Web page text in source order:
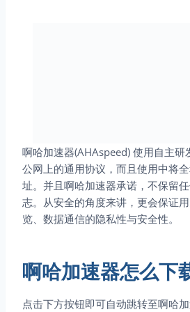
啊哈加速器(AHAspeed) 使用自主研
公网上的通用协议，而且使用中将
址。并且啊哈加速器承诺，不保留
志。从安全的角度来讲，更会保证
览、数据通信的隐私性与安全性。
啊哈加速器怎么下
点击下方按钮即可自动跳转至啊哈